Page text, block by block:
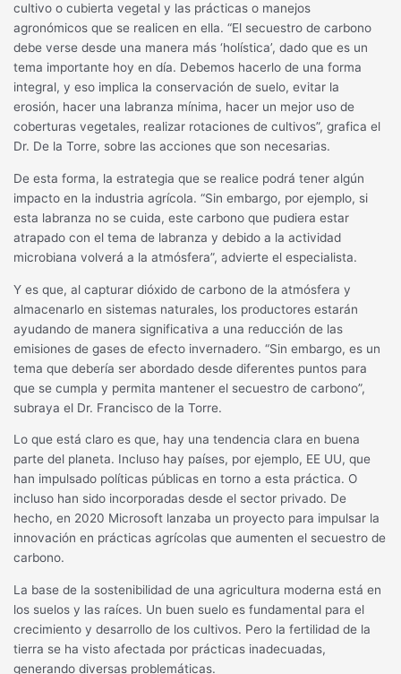
cultivo o cubierta vegetal y las prácticas o manejos
agronómicos que se realicen en ella. “El secuestro de carbono
debe verse desde una manera más ‘holística’, dado que es un
tema importante hoy en día. Debemos hacerlo de una forma
integral, y eso implica la conservación de suelo, evitar la
erosión, hacer una labranza mínima, hacer un mejor uso de
coberturas vegetales, realizar rotaciones de cultivos”, grafica el
Dr. De la Torre, sobre las acciones que son necesarias.
De esta forma, la estrategia que se realice podrá tener algún
impacto en la industria agrícola. “Sin embargo, por ejemplo, si
esta labranza no se cuida, este carbono que pudiera estar
atrapado con el tema de labranza y debido a la actividad
microbiana volverá a la atmósfera”, advierte el especialista.
Y es que, al capturar dióxido de carbono de la atmósfera y
almacenarlo en sistemas naturales, los productores estarán
ayudando de manera significativa a una reducción de las
emisiones de gases de efecto invernadero. “Sin embargo, es un
tema que debería ser abordado desde diferentes puntos para
que se cumpla y permita mantener el secuestro de carbono”,
subraya el Dr. Francisco de la Torre.
Lo que está claro es que, hay una tendencia clara en buena
parte del planeta. Incluso hay países, por ejemplo, EE UU, que
han impulsado políticas públicas en torno a esta práctica. O
incluso han sido incorporadas desde el sector privado. De
hecho, en 2020 Microsoft lanzaba un proyecto para impulsar la
innovación en prácticas agrícolas que aumenten el secuestro de
carbono.
La base de la sostenibilidad de una agricultura moderna está en
los suelos y las raíces. Un buen suelo es fundamental para el
crecimiento y desarrollo de los cultivos. Pero la fertilidad de la
tierra se ha visto afectada por prácticas inadecuadas,
generando diversas problemáticas.